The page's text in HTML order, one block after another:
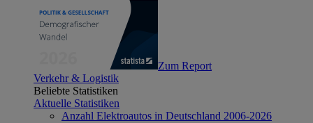
Zum Report
Verkehr & Logistik
Beliebte Statistiken
Aktuelle Statistiken
Anzahl Elektroautos in Deutschland 2006-2026